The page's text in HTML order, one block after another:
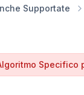
Supportate
Specifico